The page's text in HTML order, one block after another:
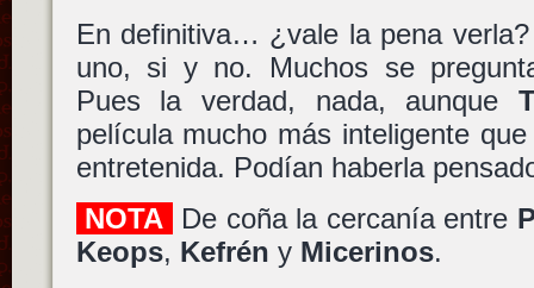
En definitiva… ¿vale la pena
uno, si y no. Muchos se
Pues la verdad, nada, aunque
película mucho más inteligente
entretenida. Podían haberla
NOTA
De coña la cercanía entre
Keops, Kefrén y Micerinos.